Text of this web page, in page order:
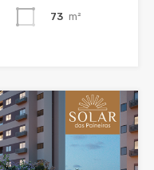
73 m²